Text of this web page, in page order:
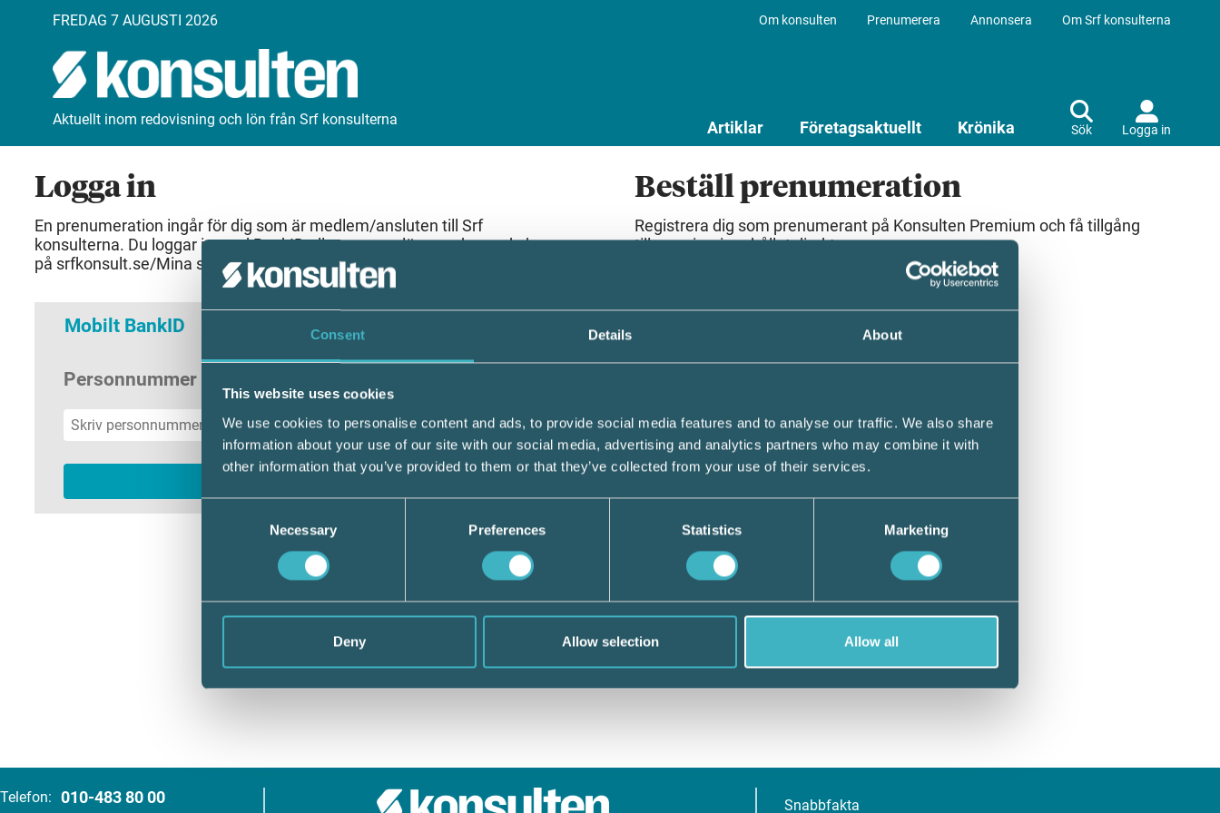
Consent Details About
This website uses cookies
We use cookies to personalise content and ads, to provide social media features and to analyse our traffic. We also share
information about your use of our site with our social media, advertising and analytics partners who may combine it with
other information that you’ve provided to them or that they’ve collected from your use of their services.
Necessary Preferences Statistics Marketing
Deny Allow selection Allow all
FREDAG 7 AUGUSTI 2026 Om konsulten Prenumerera Annonsera Om Srf konsulterna
Aktuellt inom redovisning och lön från Srf konsulterna Artiklar Företagsaktuellt Krönika Sök Logga in
Logga in
En prenumeration ingår för dig som är medlem/ansluten till Srf
konsulterna. Du loggar in med BankID eller samma lösenord som du har
på srfkonsult.se/Mina sidor
Mobilt BankID Lösenord
Personnummer
Beställ prenumeration
Registrera dig som prenumerant på Konsulten Premium och få tillgång
till premiuminnehållet direkt.
Telefon: 010-483 80 00 Snabbfakta